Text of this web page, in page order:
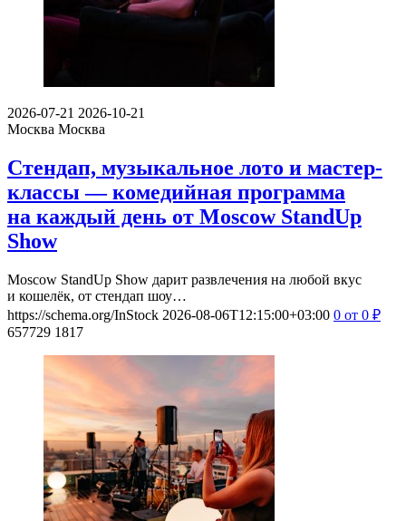
2026-07-21 2026-10-21
Москва Москва
Стендап, музыкальное лото и мастер-
классы — комедийная программа
на каждый день от Moscow StandUp
Show
Moscow StandUp Show дарит развлечения на любой вкус
и кошелёк, от стендап шоу…
https://schema.org/InStock 2026-08-06T12:15:00+03:00 0 от 0 ₽
657729 1817